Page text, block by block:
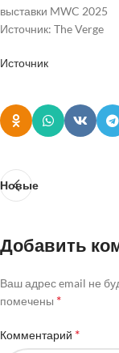
выставки MWC 2025
Источник: The Verge
Источник
Новые
Добавить
Ваш адрес email не
помечены *
Комментарий *